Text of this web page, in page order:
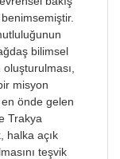
bilimsel
misyon
en önde gelen
Trakya
halka açık
teşvik